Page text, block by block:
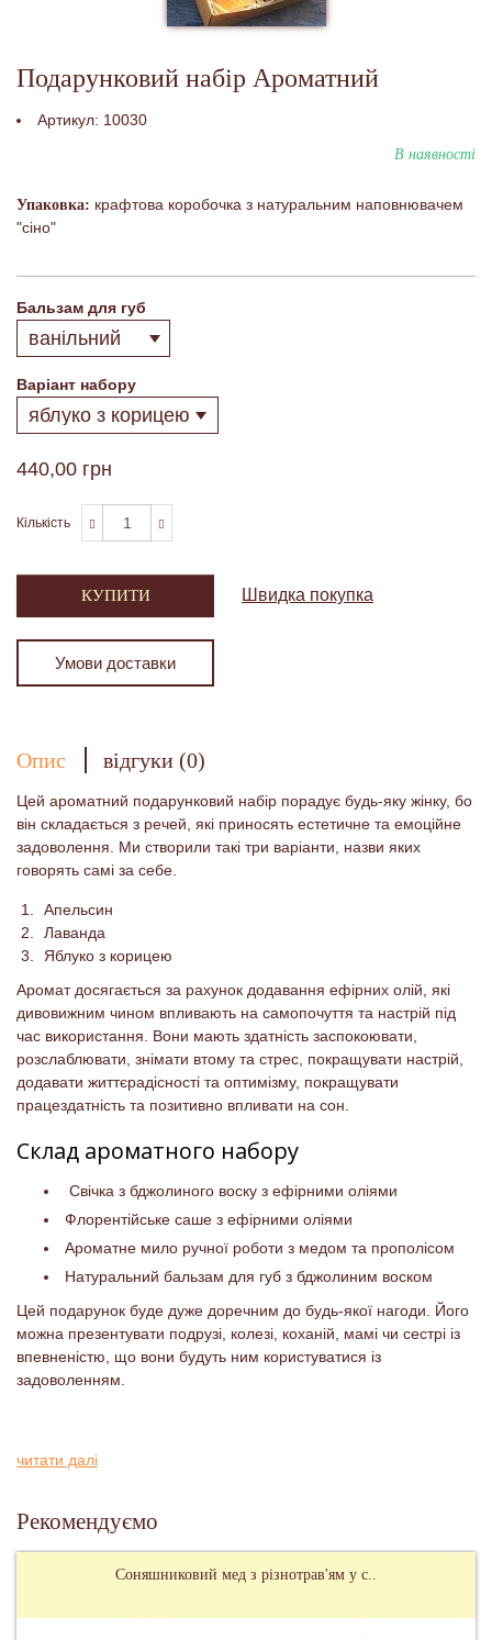
Подарунковий набір Ароматний
Артикул: 10030
В наявності
Упаковка: крафтова коробочка з натуральним наповнювачем
"сіно"
Бальзам для губ
Варіант набору
440,00 грн
Кількість
КУПИТИ Швидка покупка
Умови доставки
Опис відгуки (0)
Цей ароматний подарунковий набір порадує будь-яку жінку, бо
він складається з речей, які приносять естетичне та емоційне
задоволення. Ми створили такі три варіанти, назви яких
говорять самі за себе.
Апельсин
Лаванда
Яблуко з корицею
Аромат досягається за рахунок додавання ефірних олій, які
дивовижним чином впливають на самопочуття та настрій під
час використання. Вони мають здатність заспокоювати,
розслаблювати, знімати втому та стрес, покращувати настрій,
додавати життєрадісності та оптимізму, покращувати
працездатність та позитивно впливати на сон.
Склад ароматного набору
Свічка з бджолиного воску з ефірними оліями
Флорентійське саше з ефірними оліями
Ароматне мило ручної роботи з медом та прополісом
Натуральний бальзам для губ з бджолиним воском
Цей подарунок буде дуже доречним до будь-якої нагоди. Його
можна презентувати подрузі, колезі, коханій, мамі чи сестрі із
впевненістю, що вони будуть ним користуватися із
задоволенням.
читати далі
Рекомендуємо
Соняшниковий мед з різнотрав'ям у с..